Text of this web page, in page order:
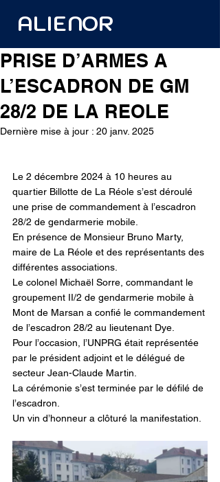
ALIENOR
PRISE D’ARMES A
L’ESCADRON DE GM
28/2 DE LA REOLE
Dernière mise à jour : 20 janv. 2025
Le 2 décembre 2024 à 10 heures au
quartier Billotte de La Réole s’est déroulé
une prise de commandement à l’escadron
28/2 de gendarmerie mobile.
En présence de Monsieur Bruno Marty,
maire de La Réole et des représentants des
différentes associations.
Le colonel Michaël Sorre, commandant le
groupement II/2 de gendarmerie mobile à
Mont de Marsan a confié le commandement
de l’escadron 28/2 au lieutenant Dye.
Pour l’occasion, l’UNPRG était représentée
par le président adjoint et le délégué de
secteur Jean-Claude Martin.
La cérémonie s’est terminée par le défilé de
l’escadron.
Un vin d’honneur a clôturé la manifestation.